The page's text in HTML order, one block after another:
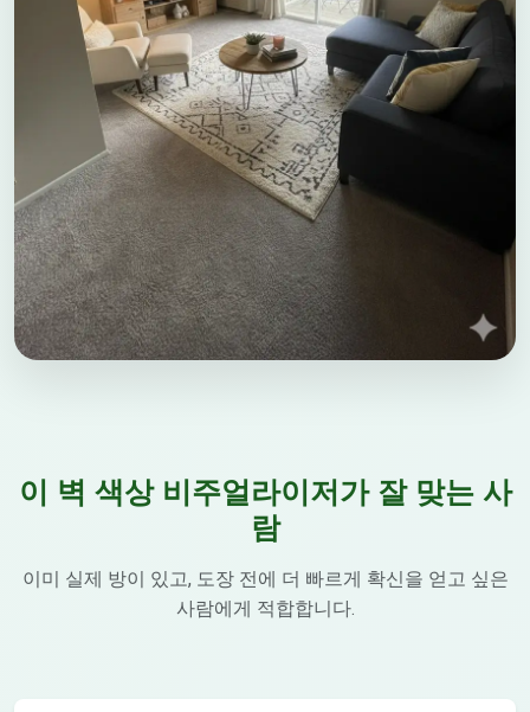
이 벽 색상 비주얼라이저가 잘 맞는 사
람
이미 실제 방이 있고, 도장 전에 더 빠르게 확신을 얻고 싶은
사람에게 적합합니다.